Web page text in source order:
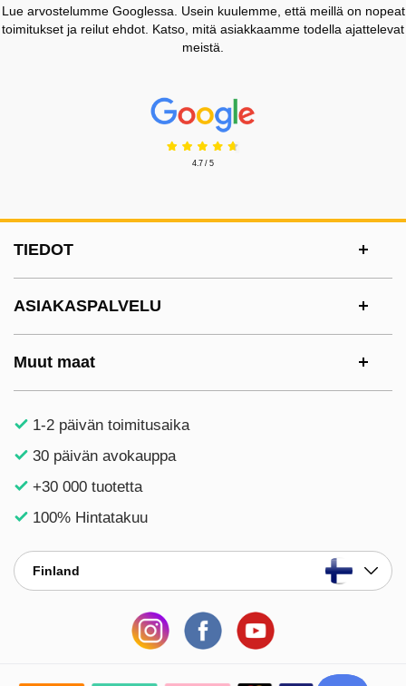
Lue arvostelumme Googlessa. Usein kuulemme, että meillä on nopeat
toimitukset ja reilut ehdot. Katso, mitä asiakkaamme todella ajattelevat
meistä.
Prisjakt Arvostelu: 4.7 Tähdet
4.7 / 5
TIEDOT
ASIAKASPALVELU
Muut maat
1-2 päivän toimitusaika
30 päivän avokauppa
+30 000 tuotetta
100% Hintatakuu
Finland